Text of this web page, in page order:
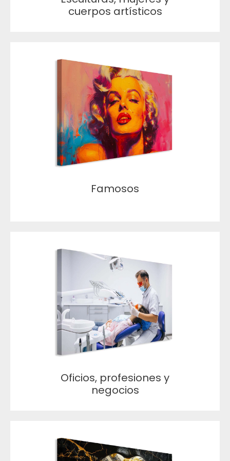
cuerpos artísticos
Famosos
Oficios, profesiones y
negocios